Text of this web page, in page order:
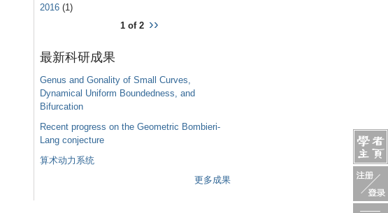
2016 (1)
1 of 2 ››
最新科研成果
Genus and Gonality of Small Curves,
Dynamical Uniform Boundedness, and
Bifurcation
Recent progress on the Geometric Bombieri-
Lang conjecture
算术动力系统
更多成果